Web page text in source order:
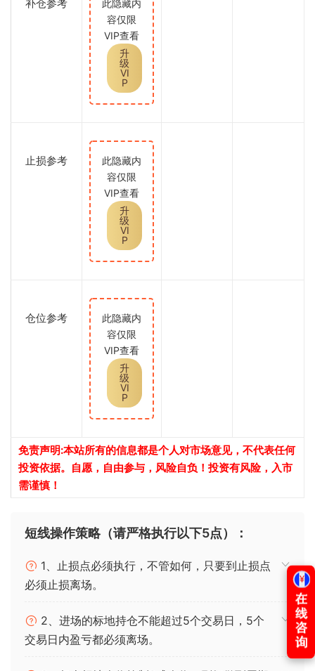
补仓参考
此隐藏内
容仅限
VIP查看
升
级
VI
P
止损参考
此隐藏内
容仅限
VIP查看
升
级
VI
P
仓位参考
此隐藏内
容仅限
VIP查看
升
级
VI
P
免责声明:本站所有的信息都是个人对市场意见，不代表任何
投资依据。自愿，自由参与，风险自负！投资有风险，入市
需谨慎！
短线操作策略（请严格执行以下5点）：
1、止损点必须执行，不管如何，只要到止损点
必须止损离场。
2、进场的标地持仓不能超过5个交易日，5个
交易日内盈亏都必须离场。